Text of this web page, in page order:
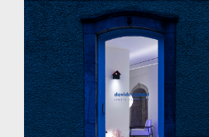
ABOUT